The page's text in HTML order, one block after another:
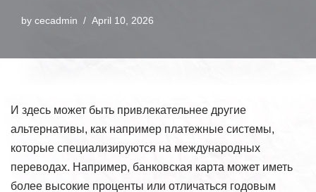
by cecadmin April 10, 2026
И здесь может быть привлекательнее другие
альтернативы, как например платежные системы,
которые специализируются на международных
переводах. Например, банковская карта может иметь
более высокие проценты или отличаться годовым